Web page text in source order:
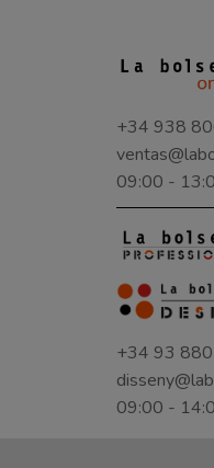
+34 938
09:00 -
+34 93
09:00 -